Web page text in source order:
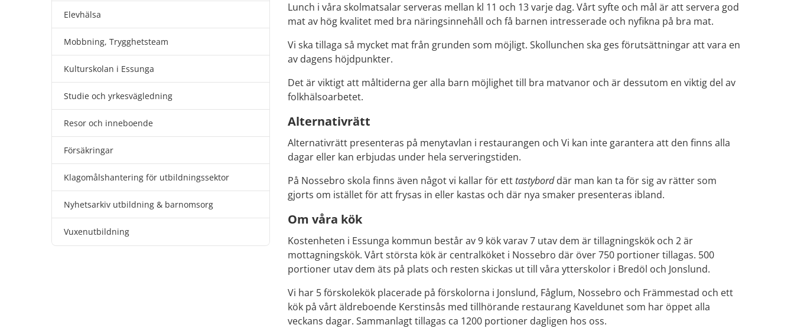
Elevhälsa
Mobbning, Trygghetsteam
Kulturskolan i Essunga
Studie och yrkesvägledning
Resor och inneboende
Försäkringar
Klagomålshantering för utbildningssektor
Nyhetsarkiv utbildning & barnomsorg
Vuxenutbildning
Lunch i våra skolmatsalar serveras mellan kl 11 och 13 varje dag. Vårt syfte och mål är att servera god
mat av hög kvalitet med bra näringsinnehåll och få barnen intresserade och nyfikna på bra mat.
Vi ska tillaga så mycket mat från grunden som möjligt. Skollunchen ska ges förutsättningar att vara en
av dagens höjdpunkter.
Det är viktigt att måltiderna ger alla barn möjlighet till bra matvanor och är dessutom en viktig del av
folkhälsoarbetet.
Alternativrätt
Alternativrätt presenteras på menytavlan i restaurangen och Vi kan inte garantera att den finns alla
dagar eller kan erbjudas under hela serveringstiden.
På Nossebro skola finns även något vi kallar för ett tastybord där man kan ta för sig av rätter som
gjorts om istället för att frysas in eller kastas och där nya smaker presenteras ibland.
Om våra kök
Kostenheten i Essunga kommun består av 9 kök varav 7 utav dem är tillagningskök och 2 är
mottagningskök. Vårt största kök är centralköket i Nossebro där över 750 portioner tillagas. 500
portioner utav dem äts på plats och resten skickas ut till våra ytterskolor i Bredöl och Jonslund.
Vi har 5 förskolekök placerade på förskolorna i Jonslund, Fåglum, Nossebro och Främmestad och ett
kök på vårt äldreboende Kerstinsås med tillhörande restaurang Kaveldunet som har öppet alla
veckans dagar. Sammanlagt tillagas ca 1200 portioner dagligen hos oss.